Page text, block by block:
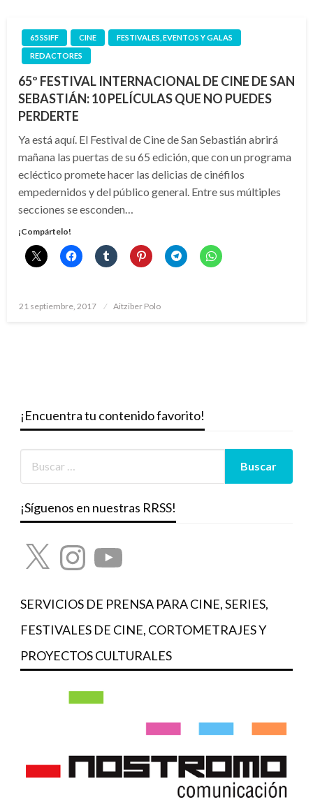
65 SSIFF CINE
FESTIVALES, EVENTOS Y GALAS
REDACTORES
65º FESTIVAL INTERNACIONAL DE CINE DE SAN
SEBASTIÁN: 10 PELÍCULAS QUE NO PUEDES
PERDERTE
Ya está aquí. El Festival de Cine de San Sebastián abrirá
mañana las puertas de su 65 edición, que con un programa
ecléctico promete hacer las delicias de cinéfilos
empedernidos y del público general. Entre sus múltiples
secciones se esconden…
¡Compártelo!
Publicado
21 septiembre, 2017 Aitziber Polo
¡Encuentra tu contenido favorito!
¡Síguenos en nuestras RRSS!
X InstagramYouTube
SERVICIOS DE PRENSA PARA CINE, SERIES,
FESTIVALES DE CINE, CORTOMETRAJES Y
PROYECTOS CULTURALES